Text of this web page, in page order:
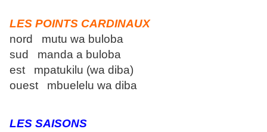
LES POINTS CARDINAUX
nord mutu wa buloba
sud manda a buloba
est mpatukilu (wa diba)
ouest mbuelelu wa diba
LES SAISONS